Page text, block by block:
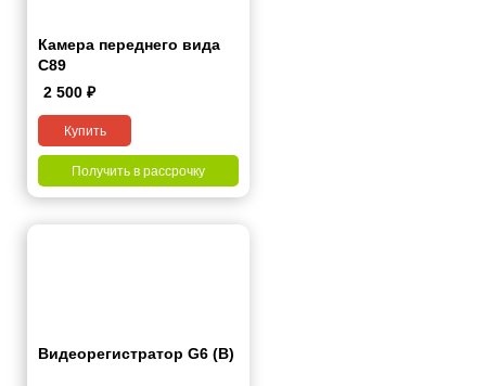
Камера переднего вида
С89
2 500 ₽
Купить
Получить в рассрочку
Видеорегистратор G6 (B)